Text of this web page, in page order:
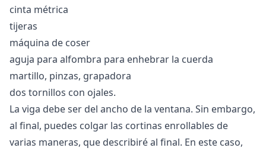
cinta métrica
tijeras
máquina de coser
aguja para alfombra para enhebrar la cuerda
martillo, pinzas, grapadora
dos tornillos con ojales.
La viga debe ser del ancho de la ventana. Sin embargo,
al final, puedes colgar las cortinas enrollables de
varias maneras, que describiré al final. En este caso,